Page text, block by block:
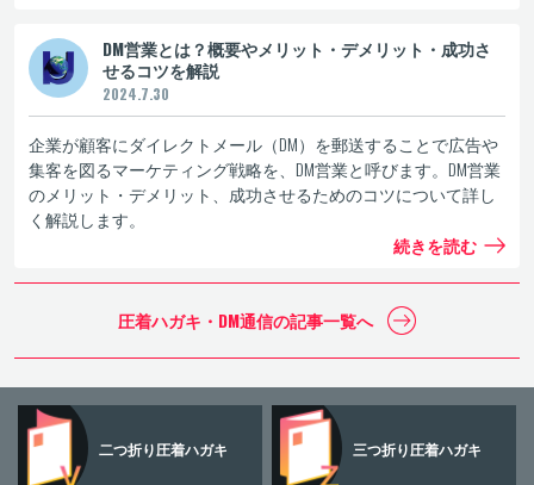
DM営業とは？概要やメリット・デメリット・成功さ
せるコツを解説
2024.7.30
企業が顧客にダイレクトメール（DM）を郵送することで広告や
集客を図るマーケティング戦略を、DM営業と呼びます。DM営業
のメリット・デメリット、成功させるためのコツについて詳し
く解説します。
続きを読む
圧着ハガキ・DM通信の記事一覧へ
二つ折り圧着ハガキ 三つ折り圧着ハガキ